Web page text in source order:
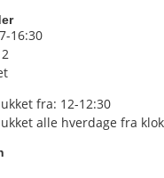
16:30
fra: 12-12:30
alle hverdage fra